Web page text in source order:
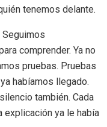
tenemos delante.
comprender. Ya no
pruebas. Pruebas
habíamos llegado.
también. Cada
explicación ya le había